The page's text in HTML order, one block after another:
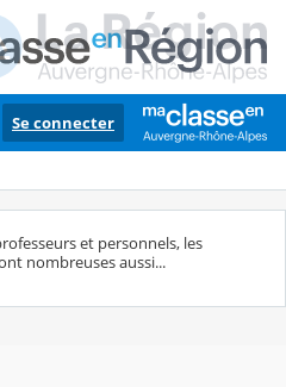
Se connecter
et personnels, les
nombreuses aussi...